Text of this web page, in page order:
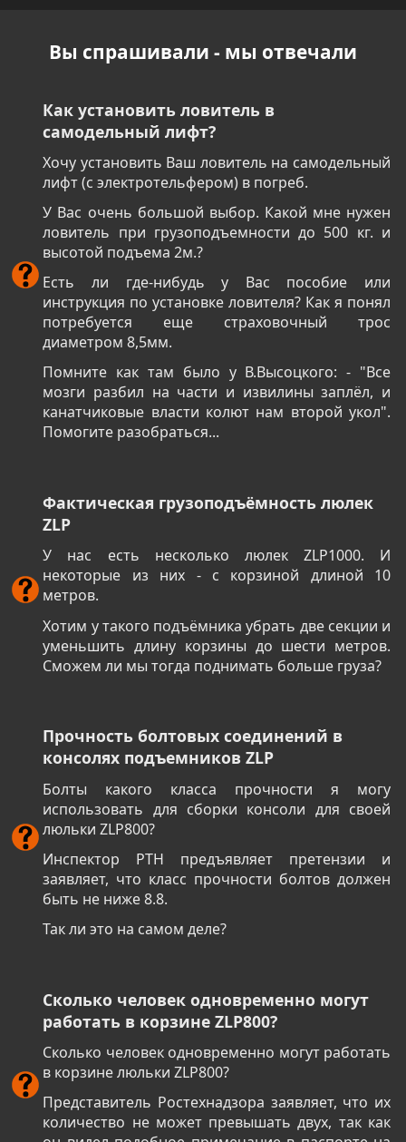
Вы спрашивали - мы отвечали
Как установить ловитель в
самодельный лифт?
Хочу установить Ваш ловитель на самодельный
лифт (с электротельфером) в погреб.
У Вас очень большой выбор. Какой мне нужен
ловитель при грузоподъемности до 500 кг. и
высотой подъема 2м.?
Есть ли где-нибудь у Вас пособие или
инструкция по установке ловителя? Как я понял
потребуется еще страховочный трос
диаметром 8,5мм.
Помните как там было у В.Высоцкого: - "Все
мозги разбил на части и извилины заплёл, и
канатчиковые власти колют нам второй укол".
Помогите разобраться...
Фактическая грузоподъёмность люлек
ZLP
У нас есть несколько люлек ZLP1000. И
некоторые из них - с корзиной длиной 10
метров.
Хотим у такого подъёмника убрать две секции и
уменьшить длину корзины до шести метров.
Сможем ли мы тогда поднимать больше груза?
Прочность болтовых соединений в
консолях подъемников ZLP
Болты какого класса прочности я могу
использовать для сборки консоли для своей
люльки ZLP800?
Инспектор РТН предъявляет претензии и
заявляет, что класс прочности болтов должен
быть не ниже 8.8.
Так ли это на самом деле?
Сколько человек одновременно могут
работать в корзине ZLP800?
Сколько человек одновременно могут работать
в корзине люльки ZLP800?
Представитель Ростехнадзора заявляет, что их
количество не может превышать двух, так как